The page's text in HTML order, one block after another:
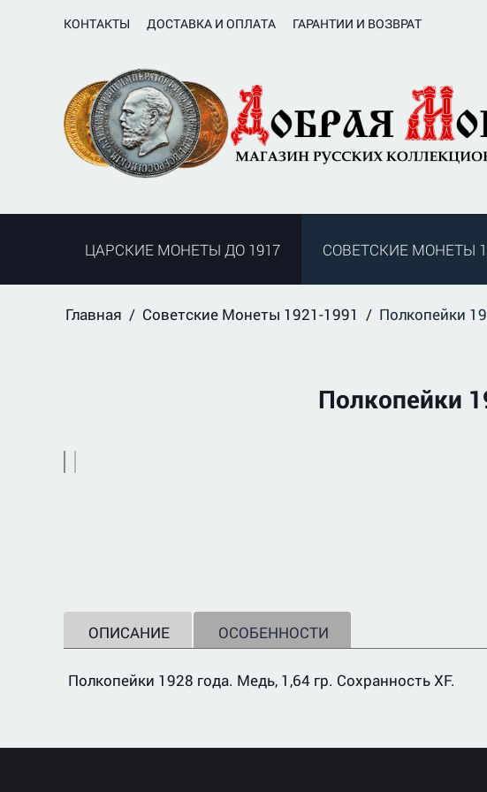
КОНТАКТЫ ДОСТАВКА И ОПЛАТА ГАРАНТИИ И ВОЗВРАТ
ЦАРСКИЕ МОНЕТЫ ДО 1917 СОВЕТСКИЕ МОНЕТЫ
Главная / Советские Монеты 1921-1991 / Полкопейки
Полкопейки
ОПИСАНИЕ ОСОБЕННОСТИ
Полкопейки 1928 года. Медь, 1,64 гр. Сохранность XF.